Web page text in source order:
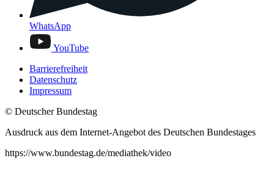
WhatsApp
YouTube
Barrierefreiheit
Datenschutz
Impressum
© Deutscher Bundestag
Ausdruck aus dem Internet-Angebot des Deutschen Bundestages
https://www.bundestag.de/mediathek/video